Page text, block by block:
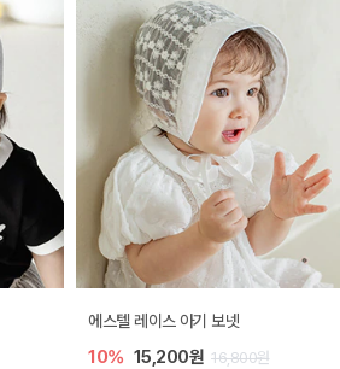
에스텔 레이스 아기 보넷
10% 15,200원 16,800원